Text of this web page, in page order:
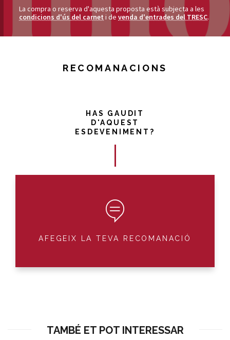
La compra o reserva d'aquesta proposta està subjecta a les
condicions d'ús del carnet i de venda d'entrades del TRESC.
RECOMANACIONS
HAS GAUDIT
D'AQUEST
ESDEVENIMENT?
AFEGEIX LA TEVA RECOMANACIÓ
TAMBÉ ET POT INTERESSAR